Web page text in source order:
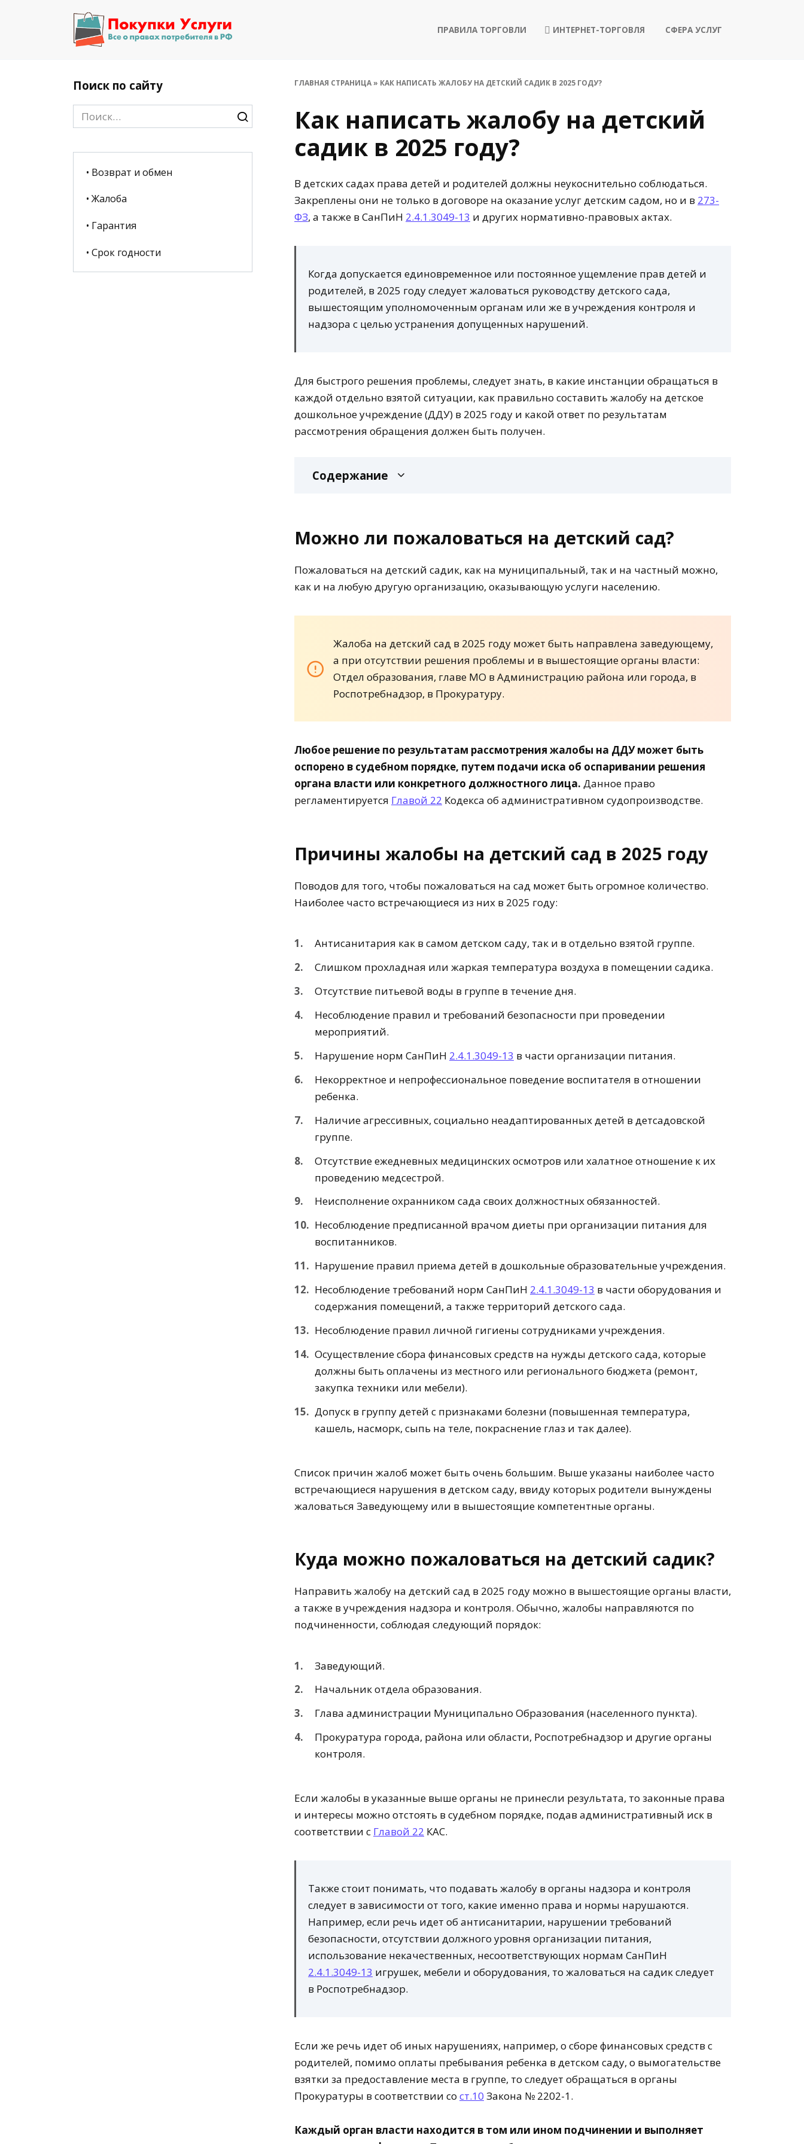
ПРАВИЛА ТОРГОВЛИ ИНТЕРНЕТ-ТОРГОВЛЯ СФЕРА УСЛУГ
ГЛАВНАЯ СТРАНИЦА» КАК НАПИСАТЬ ЖАЛОБУ НА ДЕТСКИЙ САДИК В 2025 ГОДУ?
Как написать жалобу на детский
садик в 2025 году?
В детских садах права детей и родителей должны неукоснительно соблюдаться.
Закреплены они не только в договоре на оказание услуг детским садом, но и в 273-
ФЗ, а также в СанПиН 2.4.1.3049-13 и других нормативно-правовых актах.
Когда допускается единовременное или постоянное ущемление прав детей и
родителей, в 2025 году следует жаловаться руководству детского сада,
вышестоящим уполномоченным органам или же в учреждения контроля и
надзора с целью устранения допущенных нарушений.
Для быстрого решения проблемы, следует знать, в какие инстанции обращаться в
каждой отдельно взятой ситуации, как правильно составить жалобу на детское
дошкольное учреждение (ДДУ) в 2025 году и какой ответ по результатам
рассмотрения обращения должен быть получен.
Содержание
Можно ли пожаловаться на детский сад?
Пожаловаться на детский садик, как на муниципальный, так и на частный можно,
как и на любую другую организацию, оказывающую услуги населению.
Жалоба на детский сад в 2025 году может быть направлена заведующему,
а при отсутствии решения проблемы и в вышестоящие органы власти:
Отдел образования, главе МО в Администрацию района или города, в
Роспотребнадзор, в Прокуратуру.
Любое решение по результатам рассмотрения жалобы на ДДУ может быть
оспорено в судебном порядке, путем подачи иска об оспаривании решения
органа власти или конкретного должностного лица. Данное право
регламентируется Главой 22 Кодекса об административном судопроизводстве.
Причины жалобы на детский сад в 2025 году
Поводов для того, чтобы пожаловаться на сад может быть огромное количество.
Наиболее часто встречающиеся из них в 2025 году:
Антисанитария как в самом детском саду, так и в отдельно взятой группе.
Слишком прохладная или жаркая температура воздуха в помещении садика.
Отсутствие питьевой воды в группе в течение дня.
Несоблюдение правил и требований безопасности при проведении
мероприятий.
Нарушение норм СанПиН 2.4.1.3049-13 в части организации питания.
Некорректное и непрофессиональное поведение воспитателя в отношении
ребенка.
Наличие агрессивных, социально неадаптированных детей в детсадовской
группе.
Отсутствие ежедневных медицинских осмотров или халатное отношение к их
проведению медсестрой.
Неисполнение охранником сада своих должностных обязанностей.
Несоблюдение предписанной врачом диеты при организации питания для
воспитанников.
Нарушение правил приема детей в дошкольные образовательные учреждения.
Несоблюдение требований норм СанПиН 2.4.1.3049-13 в части оборудования и
содержания помещений, а также территорий детского сада.
Несоблюдение правил личной гигиены сотрудниками учреждения.
Осуществление сбора финансовых средств на нужды детского сада, которые
должны быть оплачены из местного или регионального бюджета (ремонт,
закупка техники или мебели).
Допуск в группу детей с признаками болезни (повышенная температура,
кашель, насморк, сыпь на теле, покраснение глаз и так далее).
Список причин жалоб может быть очень большим. Выше указаны наиболее часто
встречающиеся нарушения в детском саду, ввиду которых родители вынуждены
жаловаться Заведующему или в вышестоящие компетентные органы.
Куда можно пожаловаться на детский садик?
Направить жалобу на детский сад в 2025 году можно в вышестоящие органы власти,
а также в учреждения надзора и контроля. Обычно, жалобы направляются по
подчиненности, соблюдая следующий порядок:
Заведующий.
Начальник отдела образования.
Глава администрации Муниципально Образования (населенного пункта).
Прокуратура города, района или области, Роспотребнадзор и другие органы
контроля.
Если жалобы в указанные выше органы не принесли результата, то законные права
и интересы можно отстоять в судебном порядке, подав административный иск в
соответствии с Главой 22 КАС.
Также стоит понимать, что подавать жалобу в органы надзора и контроля
следует в зависимости от того, какие именно права и нормы нарушаются.
Например, если речь идет об антисанитарии, нарушении требований
безопасности, отсутствии должного уровня организации питания,
использование некачественных, несоответствующих нормам СанПиН
2.4.1.3049-13 игрушек, мебели и оборудования, то жаловаться на садик следует
в Роспотребнадзор.
Если же речь идет об иных нарушениях, например, о сборе финансовых средств с
родителей, помимо оплаты пребывания ребенка в детском саду, о вымогательстве
взятки за предоставление места в группе, то следует обращаться в органы
Прокуратуры в соответствии со ст.10 Закона № 2202-1.
Каждый орган власти находится в том или ином подчинении и выполняет
Поиск по сайту
Search
for:
• Возврат и обмен
• Жалоба
• Гарантия
• Срок годности